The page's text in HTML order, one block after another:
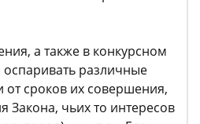
а также в конкурсном
различные
от сроков их совершения,
Закона, чьих то интересов